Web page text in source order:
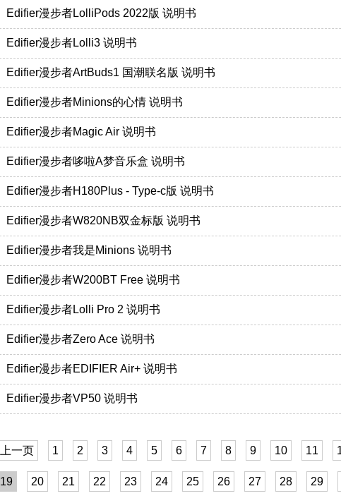
Edifier漫步者LolliPods 2022版 说明书
Edifier漫步者Lolli3 说明书
Edifier漫步者ArtBuds1 国潮联名版 说明书
Edifier漫步者Minions的心情 说明书
Edifier漫步者Magic Air 说明书
Edifier漫步者哆啦A梦音乐盒 说明书
Edifier漫步者H180Plus - Type-c版 说明书
Edifier漫步者W820NB双金标版 说明书
Edifier漫步者我是Minions 说明书
Edifier漫步者W200BT Free 说明书
Edifier漫步者Lolli Pro 2 说明书
Edifier漫步者Zero Ace 说明书
Edifier漫步者EDIFIER Air+ 说明书
Edifier漫步者VP50 说明书
上一页 1 2 3 4 5 6 7 8 9 10 11
19 20 21 22 23 24 25 26 27 28 29